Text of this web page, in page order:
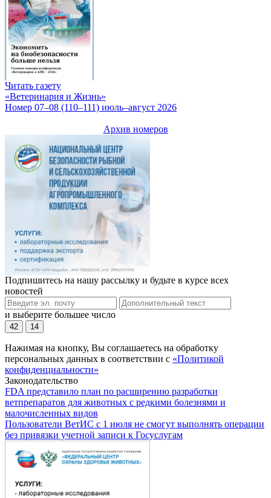
Читать газету
«Ветеринария и Жизнь»
Номер 07–08 (110–111) июль–август 2026
Архив номеров
Подпишитесь на нашу рассылку и будьте в курсе всех
новостей
и выберите большее число
42 14
Нажимая на кнопку, Вы соглашаетесь на обработку
персональных данных в соответствии с «Политикой
конфиденциальности»
Законодательство
FDA представило план по расширению разработки
ветпрепаратов для животных с редкими болезнями и
малочисленных видов
Пользователи ВетИС с 1 июля не смогут выполнять операции
без привязки учетной записи к Госуслугам